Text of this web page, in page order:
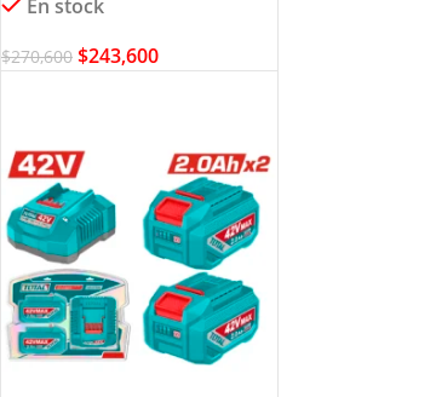
En stock
$270,600 $243,600